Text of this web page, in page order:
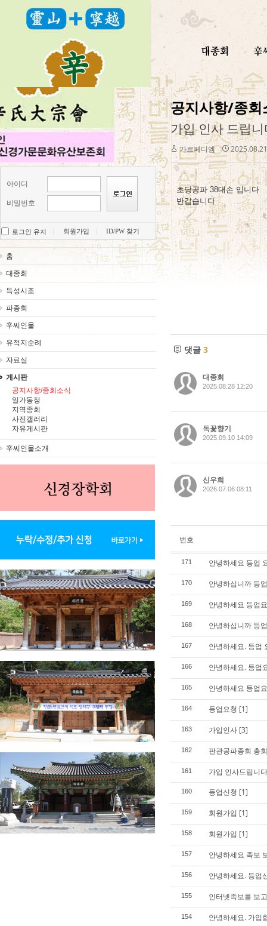
아이디
비밀번호
로그인 유지 회원가입 ID/PW 찾기
홈
대종회
득성시조
파종회
辛씨인물
유적지순례
자료실
게시판
공지사항/종회소식
일가동정
지역종회
사진갤러리
자유게시판
辛씨인물소개
공지사항/종회
가입 인사 드립
가르페디엠
초당공파 38대손 입니다
반갑습니다
댓글 3
대종회
2025.08.28 12:20
독꽃향기
2025.09.10 14:09
신우희
2026.07.06 08:11
번호
171 안녕하세요 등업
170 안녕하십니까 등
169 안녕하세요 등업
168 안녕하십니까 등
167 안녕하세요. 등업
166 안녕하세요. 등업
165 안녕하세요 등업
164 등업요청 [1]
163 가입인사 [3]
162 판관공파종회 총
161 가입 인사드립니
160 등업신청 [1]
159 회원가입 [1]
158 회원가입 [1]
157 안녕하세요 족보
156 안녕하세요. 등업
155 인터넷족보를 보
154 안녕하세요. 가입